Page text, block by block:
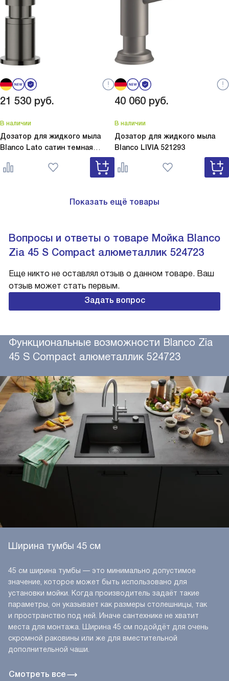
21 530 руб.
В наличии
Дозатор для жидкого мыла
Blanco Lato сатин темная
Lato сатин темная сталь
527743
40 060 руб.
В наличии
Дозатор для жидкого мыла
Blanco LIVIA 521293
Показать ещё товары
Вопросы и ответы о товаре Мойка Blanco
Zia 45 S Compact алюметаллик 524723
Еще никто не оставлял отзыв о данном товаре. Ваш
отзыв может стать первым.
Задать вопрос
Функциональные возможности Blanco Zia
45 S Compact алюметаллик 524723
Смотреть все
Ширина тумбы 45 см
45 см ширина тумбы — это минимально допустимое
значение, которое может быть использовано для
установки мойки. Когда производитель задаёт такие
параметры, он указывает как размеры столешницы, так
и пространство под ней. Иначе сантехнике не хватит
места для монтажа. Ширина 45 см подойдёт для очень
скромной раковины или же для вместительной
дополнительной чаши.